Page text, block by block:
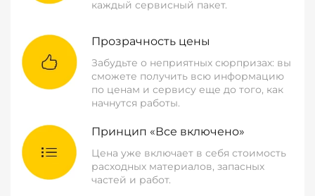
каждый сервисный пакет.
Прозрачность цены
Забудьте о неприятных сюрпризах: вы
сможете получить всю информацию
по ценам и сервису еще до того, как
начнутся работы.
Принцип «Все включено»
Цена уже включает в себя стоимость
расходных материалов, запасных
частей и работ.